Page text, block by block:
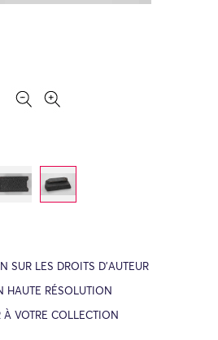
SUR LES DROITS D’AUTEUR
HAUTE RÉSOLUTION
À VOTRE COLLECTION